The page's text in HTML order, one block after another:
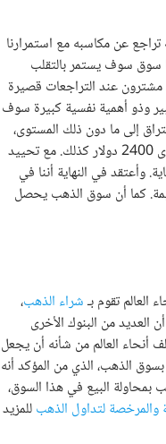
عن مكاسبه مع استمرارنا
سوق سوف يستمر بالتقلب
مشترون عند التراجعات قصيرة
دولار هو رقم كبير وذو أهمية نفسية كبيرة سوف
إلى ما دون ذلك المستوى،
فإن المستوى 2480 دولار يقدم الدعم، والمستوى 2400 دولار كذلك. مع تحييد
وأعتقد في النهاية أننا في
كما أن سوق الذهب يحصل
العالم تقوم بـشراء الذهب،
العديد من البنوك الأخرى
أنحاء العالم من شأنه أن يجعل
الذهب، الذي من المؤكد أنه
بمحاولة البيع في هذا السوق،
والمرخصة لتداول الذهبللمزيد